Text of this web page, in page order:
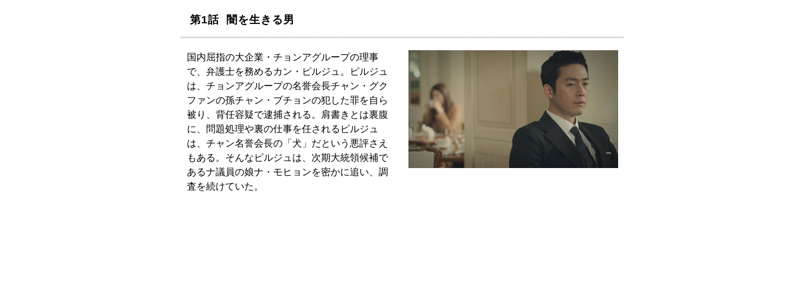
第1話 闇を生きる男
国内屈指の大企業・チョンアグループの理事
で、弁護士を務めるカン・ピルジュ。ピルジュ
は、チョンアグループの名誉会長チャン・グク
ファンの孫チャン・ブチョンの犯した罪を自ら
被り、背任容疑で逮捕される。肩書きとは裏腹
に、問題処理や裏の仕事を任されるピルジュ
は、チャン名誉会長の「犬」だという悪評さえ
もある。そんなピルジュは、次期大統領候補で
あるナ議員の娘ナ・モヒョンを密かに追い、調
査を続けていた。